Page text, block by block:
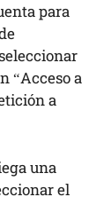
para
“Acceso a
a
una
el